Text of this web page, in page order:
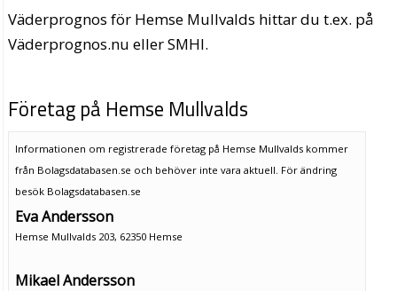
Väderprognos för Hemse Mullvalds hittar du t.ex. på
Väderprognos.nu eller SMHI.
Företag på Hemse Mullvalds
Informationen om registrerade företag på Hemse Mullvalds kommer
från Bolagsdatabasen.se och behöver inte vara aktuell. För ändring
besök Bolagsdatabasen.se
Eva Andersson
Hemse Mullvalds 203, 62350 Hemse
Mikael Andersson